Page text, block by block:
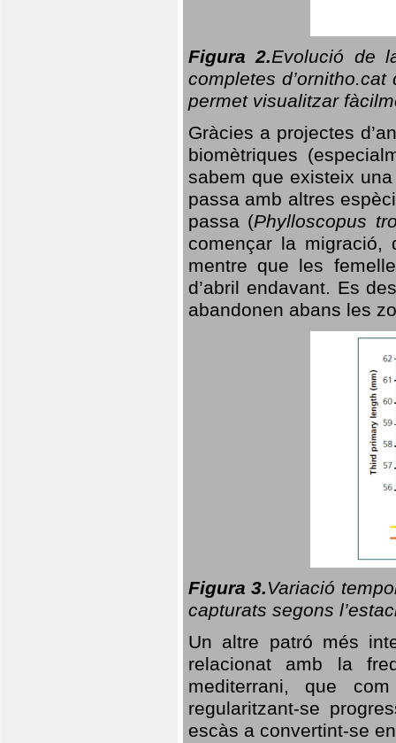
Figura 2.Evolució de
completes
permet visualitzar
Gràcies a projectes
biomètriques
sabem que existeix
passa amb altres
passa (Phylloscopus
començar la migració,
mentre que les
d’abril endavant. Es
abandonen abans les
Figura 3.Variació
capturats segons
Un altre patró més
relacionat amb la
mediterrani, que
regularitzant-se
escàs a convertint-se